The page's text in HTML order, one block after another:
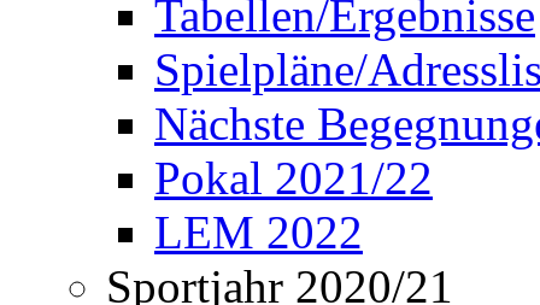
Tabellen/Ergebnisse
Spielpläne/
Nächste
Pokal 2021/22
LEM 2022
Sportjahr 2020/21